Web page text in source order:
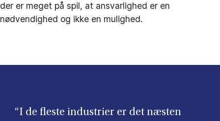
der er meget på spil, at ansvarlighed er en
nødvendighed og ikke en mulighed.
“I de fleste industrier er det næsten